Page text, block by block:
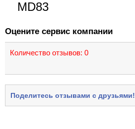
MD83
Оцените сервис компании
Количество отзывов: 0
Поделитесь отзывами с друзьями!